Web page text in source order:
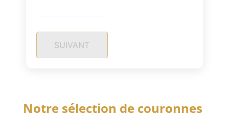
SUIVANT
Notre sélection de couronnes